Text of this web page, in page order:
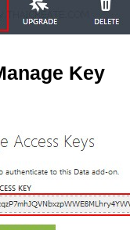
Key